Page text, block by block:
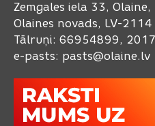
Zemgales iela 33, Olaine,
Olaines novads, LV-2114
Tālruņi: 66954899,
e-pasts: pasts@olaine.lv